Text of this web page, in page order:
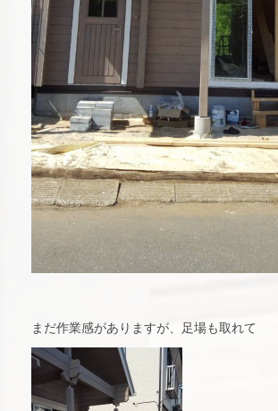
まだ作業感がありますが、足場も取れて